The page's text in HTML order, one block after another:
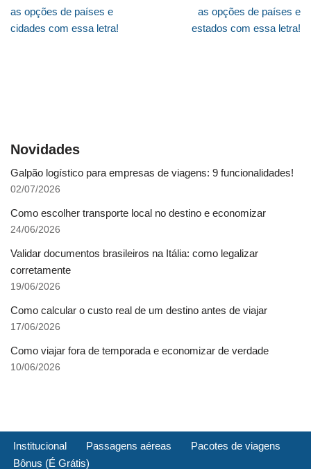
as opções de países e
cidades com essa letra!
as opções de países e
estados com essa letra!
Novidades
Galpão logístico para empresas de viagens: 9 funcionalidades!
02/07/2026
Como escolher transporte local no destino e economizar
24/06/2026
Validar documentos brasileiros na Itália: como legalizar
corretamente
19/06/2026
Como calcular o custo real de um destino antes de viajar
17/06/2026
Como viajar fora de temporada e economizar de verdade
10/06/2026
Institucional Passagens aéreas
Pacotes de viagens
Bônus (É Grátis)